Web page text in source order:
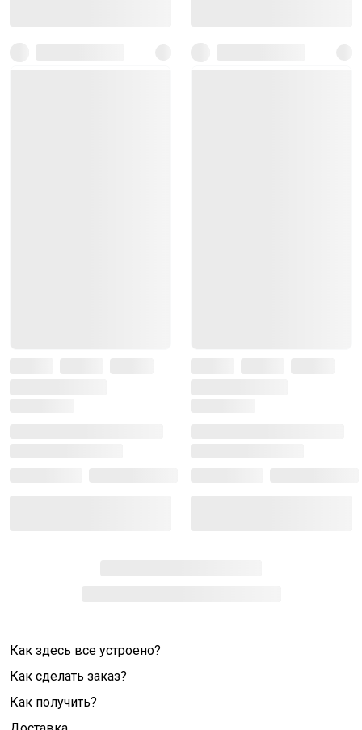
Как здесь все устроено?
Как сделать заказ?
Как получить?